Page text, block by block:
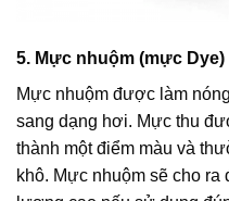
5. Mực nhuộm (mực Dye)
Mực nhuộm được làm
sang dạng hơi. Mực thu
thành một điểm màu và
khô. Mực nhuộm sẽ cho